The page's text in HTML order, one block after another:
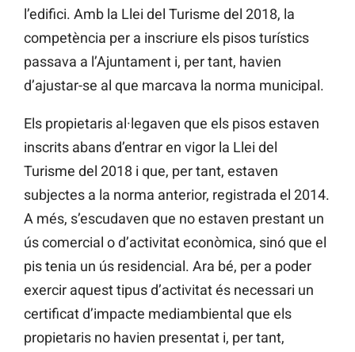
l’edifici. Amb la Llei del Turisme del 2018, la
competència per a inscriure els pisos turístics
passava a l’Ajuntament i, per tant, havien
d’ajustar-se al que marcava la norma municipal.
Els propietaris al·legaven que els pisosestaven
inscrits abans d’entrar en vigor la Llei del
Turisme del 2018 i que, per tant, estaven
subjectes a la norma anterior, registrada el 2014.
A més, s’escudaven que no estaven prestant un
ús comercial o d’activitat econòmica, sinó que el
pis tenia un ús residencial. Ara bé, per a poder
exercir aquest tipus d’activitat és necessari un
certificat d’impacte mediambiental que els
propietaris no havien presentat i, per tant,